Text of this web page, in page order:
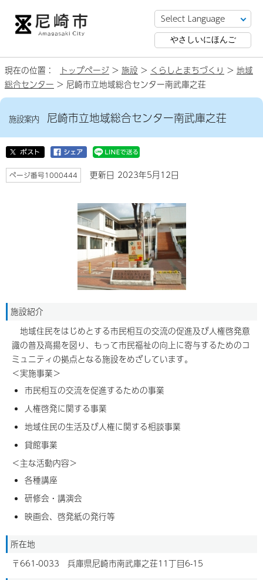
やさしいにほんご
現在の位置： トップページ > 施設 > くらしとまちづくり > 地域
総合センター > 尼崎市立地域総合センター南武庫之荘
施設案内 尼崎市立地域総合センター南武庫之荘
ページ番号1000444 更新日 2023年5月12日
施設紹介
地域住民をはじめとする市民相互の交流の促進及び人権啓発意
識の普及高揚を図り、もって市民福祉の向上に寄与するためのコ
ミュニティの拠点となる施設をめざしています。
＜実施事業＞
市民相互の交流を促進するための事業
人権啓発に関する事業
地域住民の生活及び人権に関する相談事業
貸館事業
＜主な活動内容＞
各種講座
研修会・講演会
映画会、啓発紙の発行等
所在地
〒661-0033 兵庫県尼崎市南武庫之荘11丁目6-15